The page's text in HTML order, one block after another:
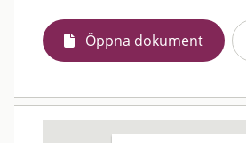
Öppna dokument